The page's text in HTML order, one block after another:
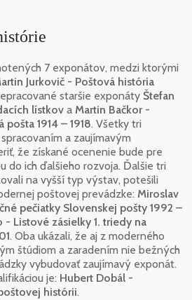
7 exponátov, medzi ktorými
Jurkovič - Poštová história
staršie exponáty Štefan
lístkov a Martin Bačkor -
1914 – 1918. Všetky tri
a zaujímavým
že získané ocenenie bude pre
do ich ďalšieho rozvoja. Ďalšie tri
na vyšší typ výstav, potešili
poštovej prevádzke: Miroslav
pečiatky Slovenskej pošty 1992 –
- Listové zásielky 1. triedy na
. Oba ukázali, že aj z moderného
štúdiom a zaradením nie bežných
vybudovať zaujímavý exponát.
je: Hubert Dobál -
histórii.